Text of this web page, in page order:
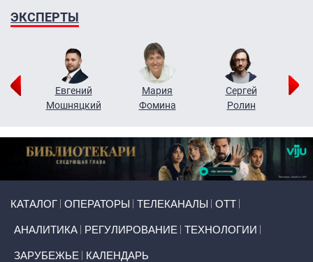
ЭКСПЕРТЫ
Евгений
Мошняцкий
Мария
Фомина
Сергей
Ролин
КАТАЛОГ ОПЕРАТОРЫ ТЕЛЕКАНАЛЫ ОТТ
АНАЛИТИКА РЕГУЛИРОВАНИЕ ТЕХНОЛОГИИ
ЗАРУБЕЖЬЕ КАЛЕНДАРЬ